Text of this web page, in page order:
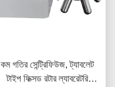
কম গতির সেন্ট্রিফিউজ, ট্যাবলেট
টাইপ ফিক্সড রটার ল্যাবরেটরি